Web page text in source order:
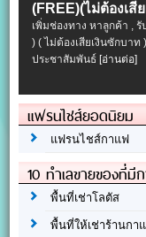
(FREE)(ไม่ต้องเสี
เพิ่มช่องทาง หาลูกค้า ,
) ( ไม่ต้องเสียเงินซักบา
ประชาสัมพันธ์[อ่านต่อ]
แฟรนไชส์ยอดนิยม
แฟรนไชส์กาแฟ
10 ทำเลขายของที่
พื้นที่เช่าโลตัส
พื้นที่ให้เช่าร้านกา